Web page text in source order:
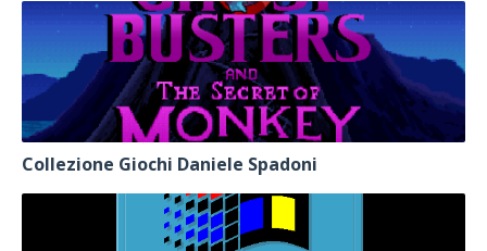
Collezione Giochi Daniele Spadoni